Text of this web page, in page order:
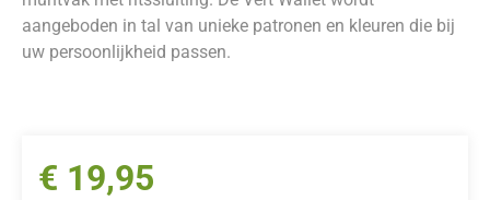
aangeboden in tal van unieke patronen en kleuren die bij
uw persoonlijkheid passen.
€ 19,95